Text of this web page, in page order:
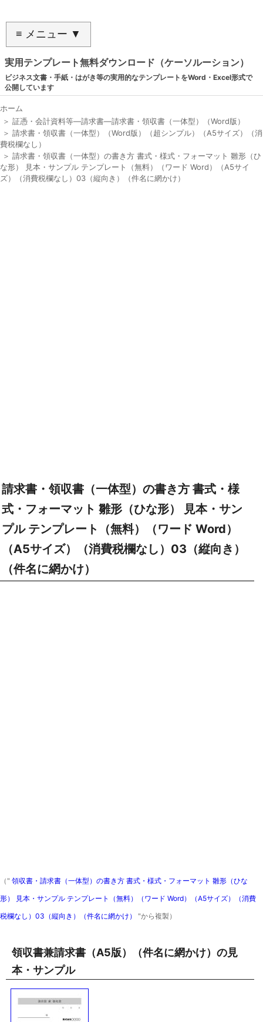
≡ メニュー ▼
実用テンプレート無料ダウンロード（ケーソルーション）
ビジネス文書・手紙・はがき等の実用的なテンプレートをWord・Excel形式で
公開しています
ホーム
＞ 証憑・会計資料等―請求書―請求書・領収書（一体型）（Word版）
＞ 請求書・領収書（一体型）（Word版）（超シンプル）（A5サイズ）（消
費税欄なし）
＞ 請求書・領収書（一体型）の書き方 書式・様式・フォーマット 雛形（ひ
な形） 見本・サンプル テンプレート（無料）（ワード Word）（A5サイ
ズ）（消費税欄なし）03（縦向き）（件名に網かけ）
請求書・領収書（一体型）の書き方 書式・様
式・フォーマット 雛形（ひな形） 見本・サン
プル テンプレート（無料）（ワード Word）
（A5サイズ）（消費税欄なし）03（縦向き）
（件名に網かけ）
（" 領収書・請求書（一体型）の書き方 書式・様式・フォーマット 雛形（ひな
形） 見本・サンプル テンプレート（無料）（ワード Word）（A5サイズ）（消費
税欄なし）03（縦向き）（件名に網かけ） "から複製）
領収書兼請求書（A5版）（件名に網かけ）の見
本・サンプル